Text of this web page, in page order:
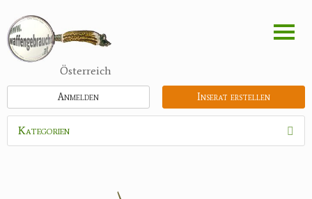
zum
Inhalt
Österreich
Inserat erstellen
Anmelden
Kategorien